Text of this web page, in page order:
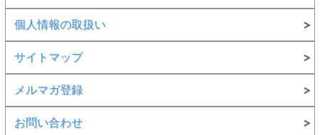
個人情報の取扱い
サイトマップ
メルマガ登録
お問い合わせ